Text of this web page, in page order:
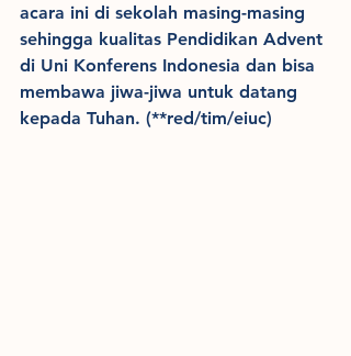
acara ini di sekolah masing-masing
sehingga kualitas Pendidikan Advent
di Uni Konferens Indonesia dan bisa
membawa jiwa-jiwa untuk datang
kepada Tuhan. (**red/tim/eiuc)